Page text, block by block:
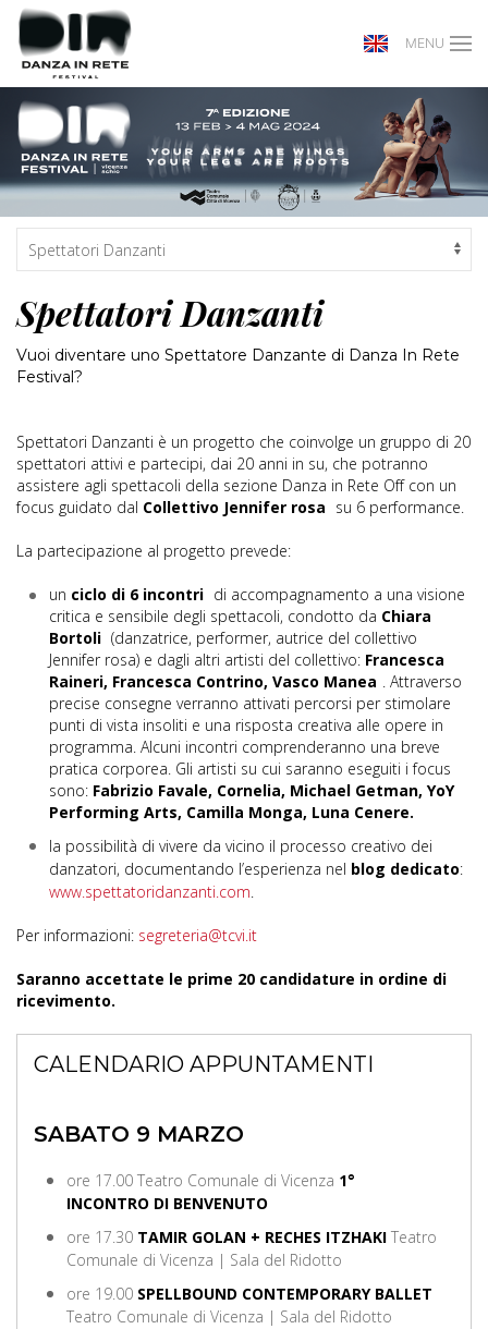
MENU
Spettatori Danzanti
Vuoi diventare uno Spettatore Danzante di Danza In Rete
Festival?
Spettatori Danzanti è un progetto che coinvolge un gruppo di 20
spettatori attivi e partecipi, dai 20 anni in su, che potranno
assistere agli spettacoli della sezione Danza in Rete Off con un
focus guidato dal Collettivo Jennifer rosa su 6 performance.
La partecipazione al progetto prevede:
un ciclo di 6 incontri di accompagnamento a una visione
critica e sensibile degli spettacoli, condotto da Chiara
Bortoli (danzatrice, performer, autrice del collettivo
Jennifer rosa) e dagli altri artisti del collettivo: Francesca
Raineri, Francesca Contrino, Vasco Manea . Attraverso
precise consegne verranno attivati percorsi per stimolare
punti di vista insoliti e una risposta creativa alle opere in
programma. Alcuni incontri comprenderanno una breve
pratica corporea. Gli artisti su cui saranno eseguiti i focus
sono: Fabrizio Favale, Cornelia, Michael Getman, YoY
Performing Arts, Camilla Monga, Luna Cenere.
la possibilità di vivere da vicino il processo creativo dei
danzatori, documentando l’esperienza nel blog dedicato:
www.spettatoridanzanti.com.
Per informazioni: segreteria@tcvi.it
Saranno accettate le prime 20 candidature in ordine di
ricevimento.
CALENDARIO APPUNTAMENTI
SABATO 9 MARZO
ore 17.00 Teatro Comunale di Vicenza 1°
INCONTRO DI BENVENUTO
ore 17.30 TAMIR GOLAN + RECHES ITZHAKI Teatro
Comunale di Vicenza | Sala del Ridotto
ore 19.00 SPELLBOUND CONTEMPORARY BALLET
Teatro Comunale di Vicenza | Sala del Ridotto